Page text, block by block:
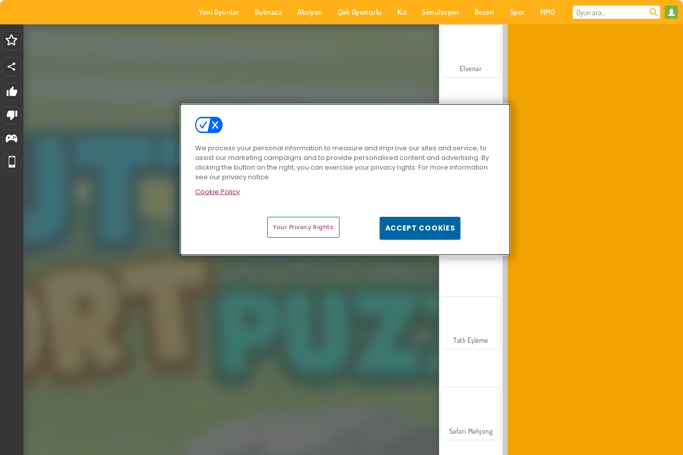
Yeni Oyunlar Bulmaca Aksiyon Çok Oyunculu Kız Simülasyon Beceri Spor MMO
Elvenar
Tatlı Eşleme
Safari Mahjong
We process your personal information to measure and improve our sites and service, to
assist our marketing campaigns and to provide personalised content and advertising. By
clicking the button on the right, you can exercise your privacy rights. For more information
see our privacy notice
Cookie Policy
Your Privacy Rights ACCEPT COOKIES